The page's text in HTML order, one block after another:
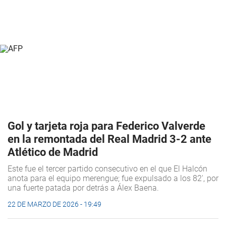
Gol y tarjeta roja para Federico Valverde
en la remontada del Real Madrid 3-2 ante
Atlético de Madrid
Este fue el tercer partido consecutivo en el que El Halcón
anota para el equipo merengue; fue expulsado a los 82', por
una fuerte patada por detrás a Álex Baena.
22 DE MARZO DE 2026 - 19:49